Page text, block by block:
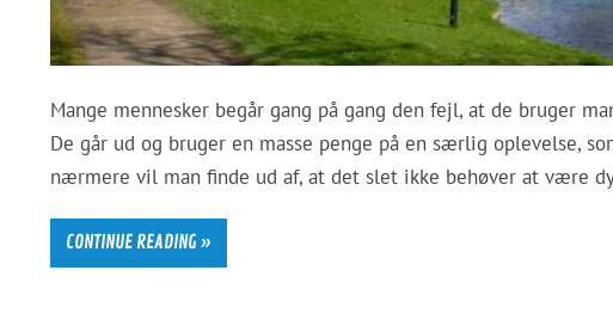
Mange mennesker begår gang på gang den fejl, at de bruger
De går ud og bruger en masse penge på en særlig oplevelse,
nærmere vil man finde ud af, at det slet ikke behøver at være
CONTINUE READING »